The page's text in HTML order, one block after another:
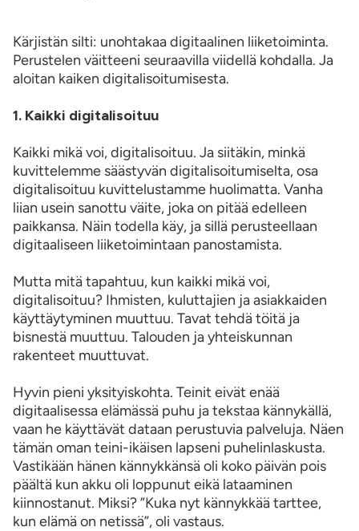
Kärjistän silti: unohtakaa digitaalinen liiketoiminta.
Perustelen väitteeni seuraavilla viidellä kohdalla. Ja
aloitan kaiken digitalisoitumisesta.
1. Kaikki digitalisoituu
Kaikki mikä voi, digitalisoituu. Ja siitäkin, minkä
kuvittelemme säästyvän digitalisoitumiselta, osa
digitalisoituu kuvittelustamme huolimatta. Vanha
liian usein sanottu väite, joka on pitää edelleen
paikkansa. Näin todella käy, ja sillä perusteellaan
digitaaliseen liiketoimintaan panostamista.
Mutta mitä tapahtuu, kun kaikki mikä voi,
digitalisoituu? Ihmisten, kuluttajien ja asiakkaiden
käyttäytyminen muuttuu. Tavat tehdä töitä ja
bisnestä muuttuu. Talouden ja yhteiskunnan
rakenteet muuttuvat.
Hyvin pieni yksityiskohta. Teinit eivät enää
digitaalisessa elämässä puhu ja tekstaa kännykällä,
vaan he käyttävät dataan perustuvia palveluja. Näen
tämän oman teini-ikäisen lapseni puhelinlaskusta.
Vastikään hänen kännykkänsä oli koko päivän pois
päältä kun akku oli loppunut eikä lataaminen
kiinnostanut. Miksi? ”Kuka nyt kännykkää tarttee,
kun elämä on netissä”, oli vastaus.